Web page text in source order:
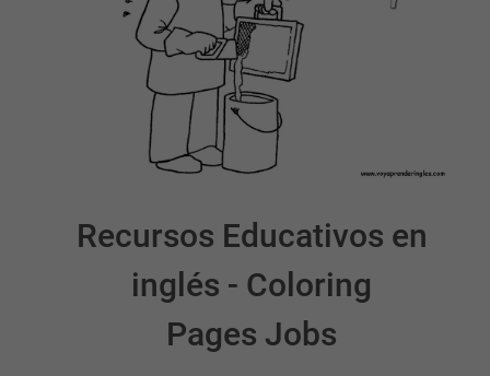
Recursos Educativos en
inglés - Coloring
Pages Jobs